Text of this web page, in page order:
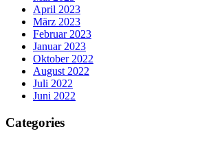
April 2023
März 2023
Februar 2023
Januar 2023
Oktober 2022
August 2022
Juli 2022
Juni 2022
Categories